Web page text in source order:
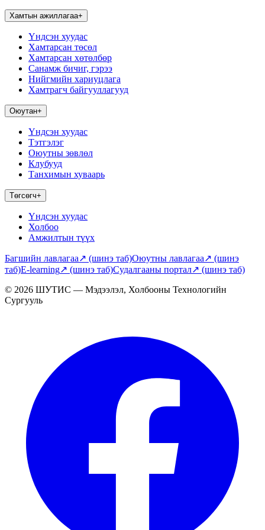
Хамтын ажиллагаа+
Үндсэн хуудас
Хамтарсан төсөл
Хамтарсан хөтөлбөр
Санамж бичиг, гэрээ
Нийгмийн хариуцлага
Хамтрагч байгууллагууд
Оюутан+
Үндсэн хуудас
Тэтгэлэг
Оюутны зөвлөл
Клубууд
Танхимын хуваарь
Төгсөгч+
Үндсэн хуудас
Холбоо
Амжилтын түүх
Багшийн лавлагаа↗ (шинэ таб)Оюутны лавлагаа↗ (шинэ
таб)E-learning↗ (шинэ таб)Судалгааны портал↗ (шинэ таб)
© 2026 ШУТИС — Мэдээлэл, Холбооны Технологийн
Сургууль